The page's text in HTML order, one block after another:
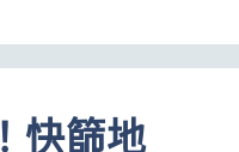
快篩地